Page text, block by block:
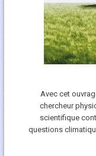
Avec cet
chercheur
scientifique
questions